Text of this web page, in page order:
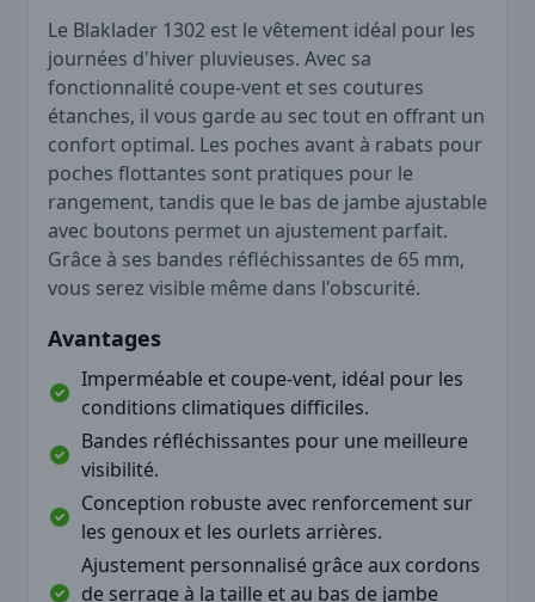
Le Blaklader 1302 est le vêtement idéal pour les
journées d'hiver pluvieuses. Avec sa
fonctionnalité coupe-vent et ses coutures
étanches, il vous garde au sec tout en offrant un
confort optimal. Les poches avant à rabats pour
poches flottantes sont pratiques pour le
rangement, tandis que le bas de jambe ajustable
avec boutons permet un ajustement parfait.
Grâce à ses bandes réfléchissantes de 65 mm,
vous serez visible même dans l'obscurité.
Avantages
Imperméable et coupe-vent, idéal pour les
conditions climatiques difficiles.
Bandes réfléchissantes pour une meilleure
visibilité.
Conception robuste avec renforcement sur
les genoux et les ourlets arrières.
Ajustement personnalisé grâce aux cordons
de serrage à la taille et au bas de jambe